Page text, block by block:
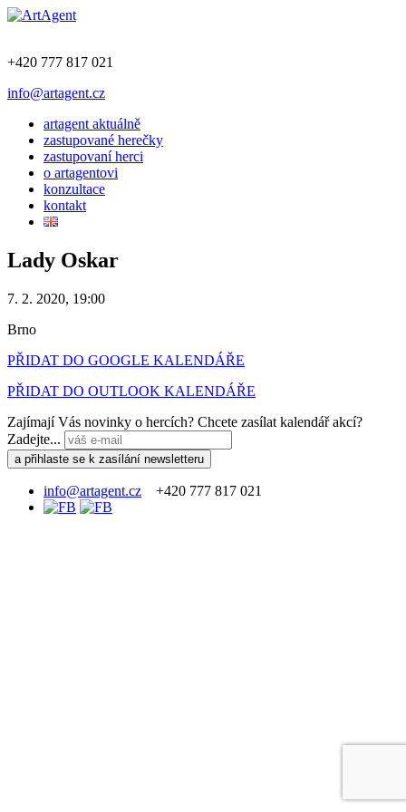
+420 777 817 021
info@artagent.cz
artagent aktuálně
zastupované herečky
zastupovaní herci
o artagentovi
konzultace
kontakt
Lady Oskar
7. 2. 2020, 19:00
Brno
PŘIDAT DO GOOGLE KALENDÁŘE
PŘIDAT DO OUTLOOK KALENDÁŘE
Zajímají Vás novinky o hercích? Chcete zasílat kalendář akcí?
Zadejte...
info@artagent.cz +420 777 817 021